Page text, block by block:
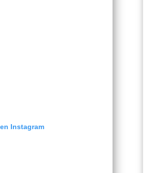
Instagram